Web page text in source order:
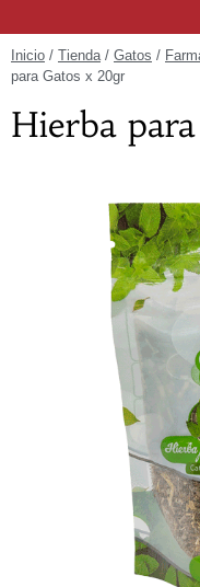
Inicio / Tienda/ Gatos /
para Gatos x 20gr
Hierba